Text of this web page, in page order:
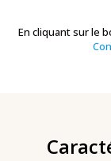
En cliquant sur le